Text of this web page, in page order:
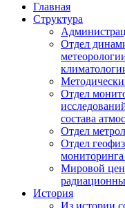
Главная
Структура
Отдел
Отдел
состава
Отдел
Отдел
Мировой
История
Из истории